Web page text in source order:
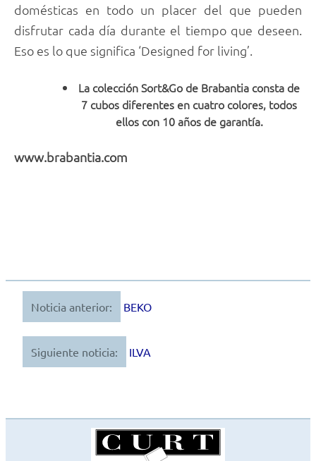
domésticas en todo un placer del que pueden
disfrutar cada día durante el tiempo que deseen.
Eso es lo que significa ‘Designed for living’.
La colección Sort&Go de Brabantia consta de
7 cubos diferentes en cuatro colores, todos
ellos con 10 años de garantía.
www.brabantia.com
Navegación
de
entradas
Noticia anterior: BEKO
Siguiente noticia: ILVA